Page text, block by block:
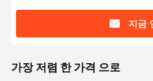
지금
가장 저렴 한 가격 으로